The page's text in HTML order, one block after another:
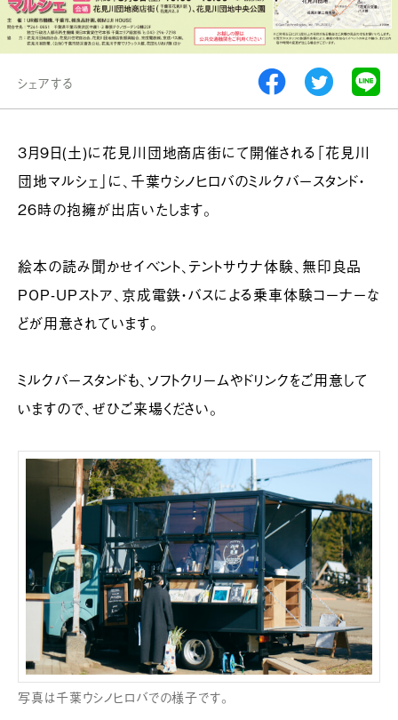
シェアする
3月9日(土)に花見川団地商店街にて開催される「花見川
団地マルシェ」に、千葉ウシノヒロバのミルクバースタンド・
26時の抱擁が出店いたします。
絵本の読み聞かせイベント、テントサウナ体験、無印良品
POP-UPストア、京成電鉄・バスによる乗車体験コーナーな
どが用意されています。
ミルクバースタンドも、ソフトクリームやドリンクをご用意して
いますので、ぜひご来場ください。
写真は千葉ウシノヒロバでの様子です。